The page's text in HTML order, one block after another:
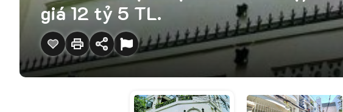
giá 12 tỷ 5 TL.